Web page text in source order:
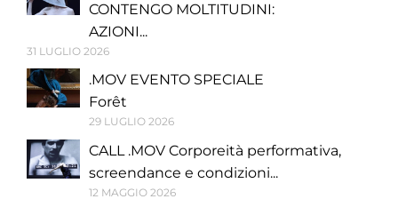
CONTENGO MOLTITUDINI:
AZIONI...
31 LUGLIO 2026
.MOV EVENTO SPECIALE
Forêt
29 LUGLIO 2026
CALL .MOV Corporeità performativa,
screendance e condizioni...
12 MAGGIO 2026